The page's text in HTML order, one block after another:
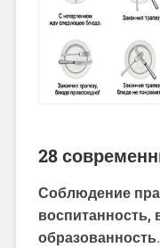
28
Соблюдение
воспитанность,
образованность.